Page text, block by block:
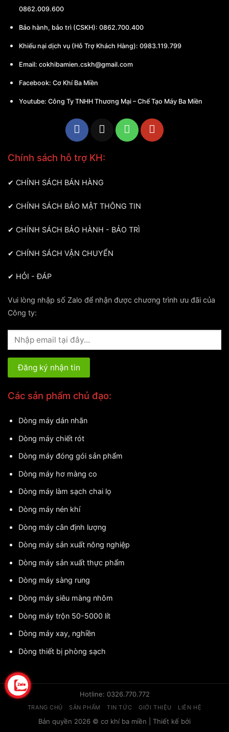
0862.009.600
Bảo hành, bảo trì (CSKH): 0862.700.400
Khiếu nại dịch vụ (Hỗ Trợ Khách Hàng): 0983.119.799
Email: cokhibamien.cskh@gmail.com
Facebook: Cơ Khí Ba Miền
Youtube: Công Ty TNHH Thương Mại – Chế Tạo Máy Ba Miền
Chính sách hỗ trợ KH:
✔ CHÍNH SÁCH BÁN HÀNG
✔ CHÍNH SÁCH BẢO MẬT THÔNG TIN
✔ CHÍNH SÁCH BẢO HÀNH - BẢO TRÌ
✔ CHÍNH SÁCH VẬN CHUYỂN
✔ HỎI - ĐÁP
Vui lòng nhập số Zalo để nhận được chương trình ưu đãi của
Công ty:
Các sản phẩm chủ đạo:
Dòng máy dán nhãn
Dòng máy chiết rót
Dòng máy đóng gói sản phẩm
Dòng máy hơ màng co
Dòng máy làm sạch chai lọ
Dòng máy nén khí
Dòng máy cân định lượng
Dòng máy sản xuất nông nghiệp
Dòng máy sản xuất thực phẩm
Dòng máy sàng rung
Dòng máy siêu màng nhôm
Dòng máy trộn 50-5000 lít
Dòng máy xay, nghiền
Dòng thiết bị phòng sạch
Hotline: 0326.770.772
TRANG CHỦ SẢN PHẨM TIN TỨC GIỚI THIỆU LIÊN HỆ
Bản quyền 2026 © cơ khí ba miền | Thiết kế bởi